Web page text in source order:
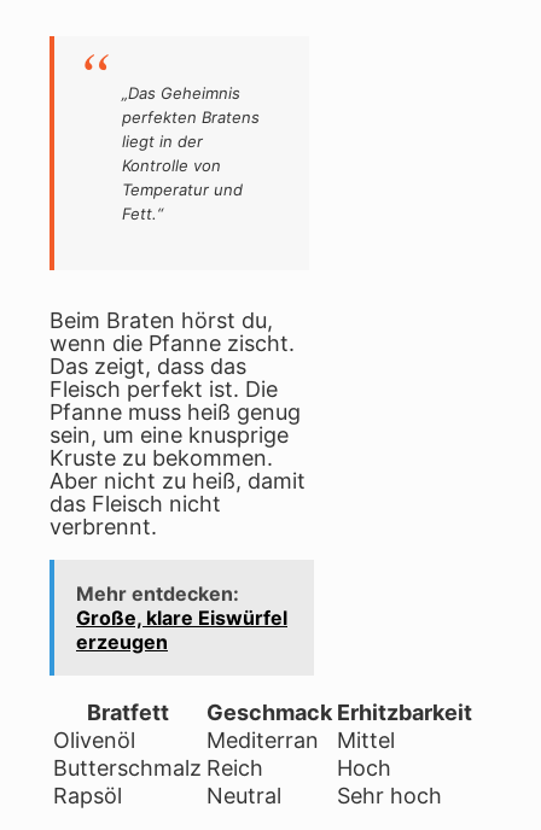
„Das Geheimnis
perfekten Bratens
liegt in der
Kontrolle von
Temperatur und
Fett.“
Beim Braten hörst du,
wenn die Pfanne zischt.
Das zeigt, dass das
Fleisch perfekt ist. Die
Pfanne muss heiß genug
sein, um eine knusprige
Kruste zu bekommen.
Aber nicht zu heiß, damit
das Fleisch nicht
verbrennt.
Mehr entdecken:
Große, klare Eiswürfel
erzeugen
Bratfett Geschmack Erhitzbarkeit
Olivenöl
Mediterran
Mittel
Butterschmalz Reich
Hoch
Rapsöl
Neutral
Sehr hoch